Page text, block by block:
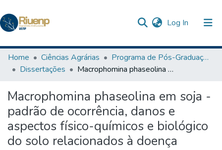
Log In (current)
Communities & Collections
Browse DSpace
Statistics
The Repository
Home Ciências Agrárias
Programa de Pós-Graduação em Agronomia
Dissertações
Macrophomina phaseolina em soja - padrão de ocorrência, danos e aspectos físico-químicos e biológico do solo relacionados à doença
Macrophomina phaseolina em soja -
padrão de ocorrência, danos e
aspectos físico-químicos e biológico
do solo relacionados à doença